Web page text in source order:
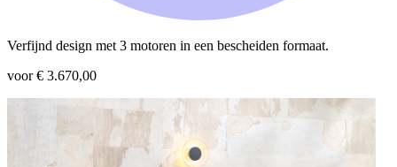
Verfijnd design met 3 motoren in een bescheiden formaat.
voor € 3.670,00